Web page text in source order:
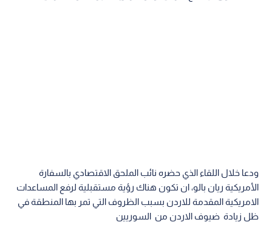
ودعا خلال اللقاء الذي حضره نائب الملحق الاقتصادي بالسفارة
الأمريكية ريان بالو، ان تكون هناك رؤية مستقبلية لرفع المساعدات
الامريكية المقدمة للاردن بسبب الظروف التي تمر بها المنطقة في
ظل زيادة ضيوف الاردن من السوريين